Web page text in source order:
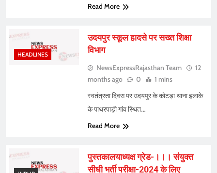
Read More
HEADLINES
उदयपुर स्कूल हादसे पर सख्त शिक्षा
विभाग
NewsExpressRajasthan Team
12
months ago
0 1 mins
स्वतंत्रता दिवस पर उदयपुर के कोटड़ा थाना इलाके
के पाथरपाड़ी गांव स्थित…
Read More
पुस्तकालयाध्यक्ष ग्रेड-।।। संयुक्त
सीधी भर्ती परीक्षा-2024 के लिए